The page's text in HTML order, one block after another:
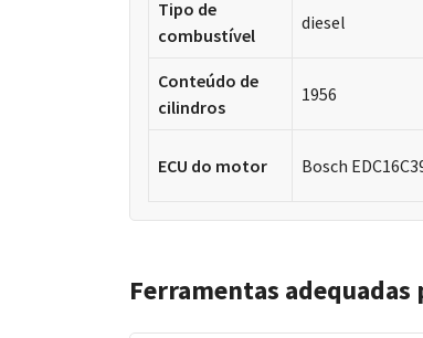
Tipo de
combustível
diesel
Conteúdo de
cilindros
1956
ECU do motor Bosch
Ferramentas adequadas